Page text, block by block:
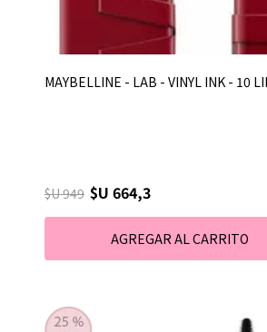
MAYBELLINE - LAB - VINYL INK - 10
$U 949 $U 664,3